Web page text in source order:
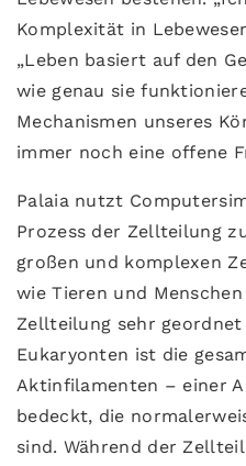
Komplexität in
„Leben basiert auf den
wie genau sie
Mechanismen unseres
immer noch eine offene
Palaia nutzt
Prozess der Zellteilung
großen und komplexen
wie Tieren und
Zellteilung sehr geordnet
Eukaryonten ist die
Aktinfilamenten – einer
bedeckt, die
sind. Während der